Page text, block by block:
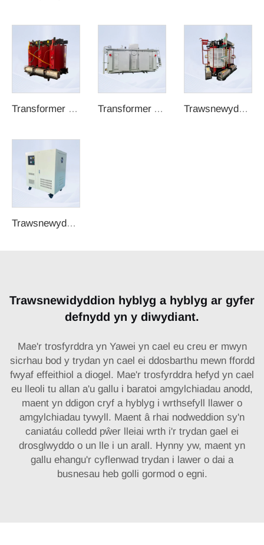
Transformer drws Transformer Ailgynhyrchydd Trawsnewyddwr Tŷ Bach Dosbarth H heb Gae
Trawsnewyddwr Ysgafniedig
Trawsnewidyddion hyblyg a hyblyg ar gyfer
defnydd yn y diwydiant.
Mae'r trosfyrddra yn Yawei yn cael eu creu er mwyn
sicrhau bod y trydan yn cael ei ddosbarthu mewn ffordd
fwyaf effeithiol a diogel. Mae'r trosfyrddra hefyd yn cael
eu lleoli tu allan a'u gallu i baratoi amgylchiadau anodd,
maent yn ddigon cryf a hyblyg i wrthsefyll llawer o
amgylchiadau tywyll. Maent â rhai nodweddion sy'n
caniatáu colledd pŵer lleiai wrth i'r trydan gael ei
drosglwyddo o un lle i un arall. Hynny yw, maent yn
gallu ehangu'r cyflenwad trydan i lawer o dai a
busnesau heb golli gormod o egni.